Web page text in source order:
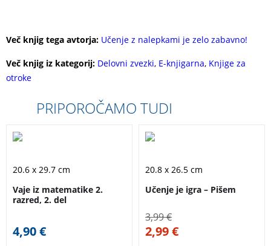
Več knjig tega avtorja: Učenje z nalepkami je zelo zabavno!
Več knjig iz kategorij: Delovni zvezki, E-knjigarna, Knjige za
otroke
PRIPOROČAMO TUDI
matematičnimi
znanja.
20.6 x 29.7 cm
Vaje iz matematike 2.
razred, 2. del
4,90€
delovni zvezek za
pisati črke. Primeren
delo.
20.8 x 26.5 cm
Učenje je igra – Pišem
3,99€
2,99€